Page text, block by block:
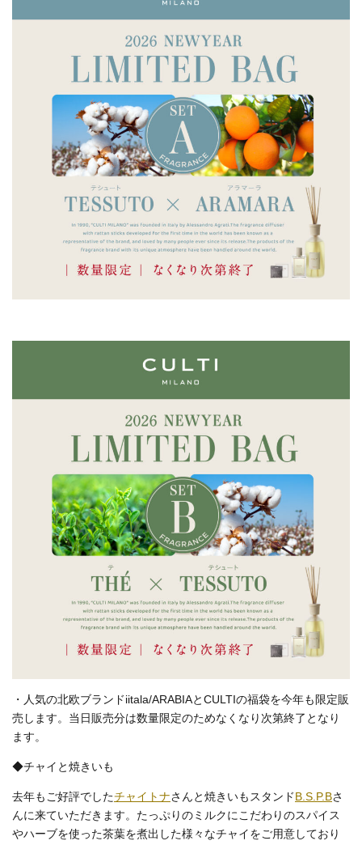
・人気の北欧ブランドiitala/ARABIAとCULTIの福袋を今年も限定販
売します。当日販売分は数量限定のためなくなり次第終了となり
ます。
◆チャイと焼きいも
去年もご好評でしたチャイトナさんと焼きいもスタンドB.S.P.Bさ
んに来ていただきます。たっぷりのミルクにこだわりのスパイス
やハーブを使った茶葉を煮出した様々なチャイをご用意しており